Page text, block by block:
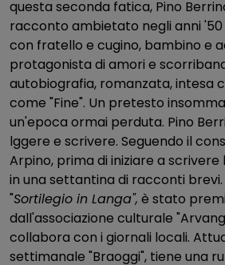
questa seconda fatica, Pino
racconto ambietato negli anni '50
con fratello e cugino, bambino e
protagonista di amori e
autobiografia, romanzata, intesa
come "Fine". Un pretesto
un'epoca ormai perduta. Pino
lggere e scrivere. Seguendo il
Arpino, prima di iniziare a
in una settantina di racconti brevi.
"Sortilegio in Langa", è stato
dall'associazione culturale
collabora con i giornali locali.
settimanale "Braoggi", tiene una